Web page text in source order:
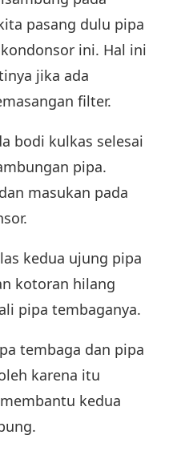
pasang dulu pipa
ini. Hal ini
jika ada
filter.
bodi kulkas selesai
pipa.
masukan pada
kedua ujung pipa
kotoran hilang
pipa tembaganya.
tembaga dan pipa
karena itu
kedua